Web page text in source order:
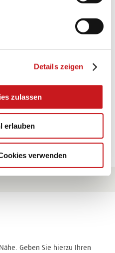
Details zeigen
zulassen
erlauben
verwenden
falten... und für viele
Geben Sie hierzu Ihren